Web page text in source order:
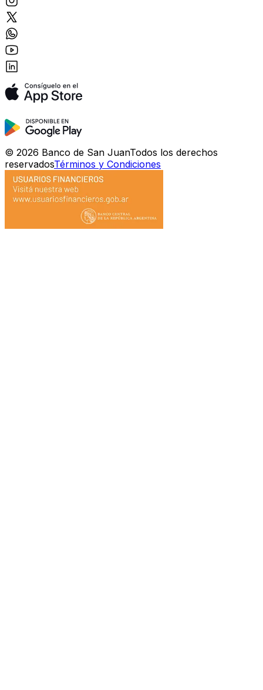
© 2026 Banco de San JuanTodos los derechos
reservadosTérminos y Condiciones